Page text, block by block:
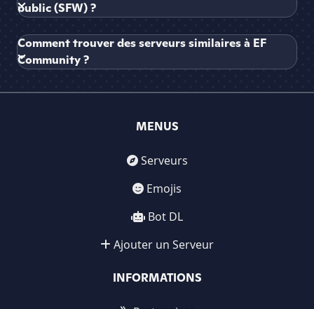
public (SFW) ?
Comment trouver des serveurs similaires à EF
Community ?
MENUS
Serveurs
Emojis
Bot DL
Ajouter un Serveur
INFORMATIONS